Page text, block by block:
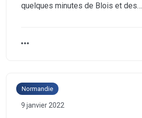
quelques minutes de Blois et des…
Normandie
9 janvier 2022